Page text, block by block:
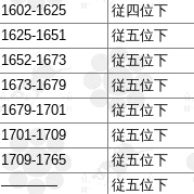
1602-1625
従四位下
1625-1651
従五位下
1652-1673
従五位下
1673-1679
従五位下
1679-1701
従五位下
1701-1709
従五位下
1709-1765
従五位下
――――
従五位下